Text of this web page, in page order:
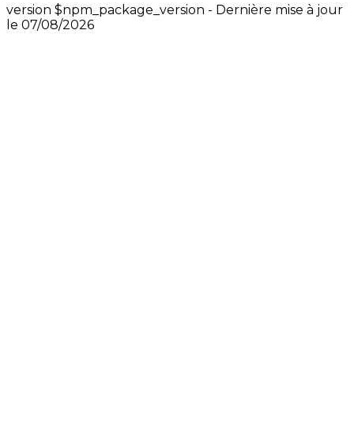
version $npm_package_version - Dernière mise à jour
le 07/08/2026